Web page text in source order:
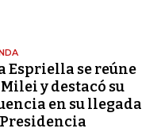
Espriella se reúne
y destacó su
en su llegada